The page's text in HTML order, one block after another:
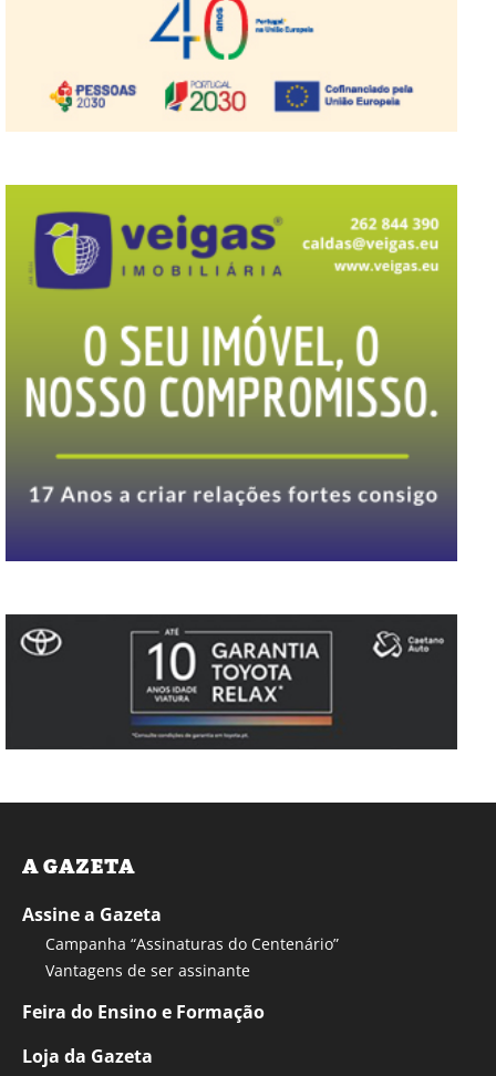
A GAZETA
Assine a Gazeta
Campanha “Assinaturas do Centenário”
Vantagens de ser assinante
Feira do Ensino e Formação
Loja da Gazeta